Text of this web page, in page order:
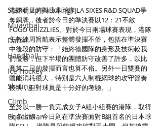
Stand Up Paddling
Muaythai
Darts
Handball
Ice Hockey
Skating
Climb
Equestrian
港隊明天將與日本球隊JLA SIXES R&D SQUAD爭
奪銅牌，後者於今日的準決賽以12：21不敵
FOGO GRIZZLIES。對於今日兩場球賽表現，港隊
主教練周旨航表示整體發揮不俗，包括在準決賽
中後段的防守：「始終德國隊的身形及技術較我
們優勝，但下半場的團體防守改善了許多，以比
賽第二日的發揮而言也算不俗。另外一日雙賽的
體能消耗很大，特別是六人制棍網球的攻守節奏
較快，但對球員是十分好的考驗。」
至於以一勝一負完成女子A組小組賽的港隊，取得
次名出線，今日則在準決賽面對B組首名的日本球